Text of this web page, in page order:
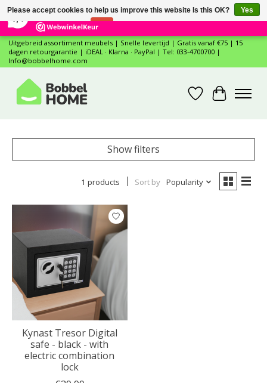
12 Reviews ×
Uitgebreid assortiment meubels | Snelle levertijd | Gratis vanaf €75 | 15
dagen retourgarantie | iDEAL · Klarna · PayPal | Tel: 033-4700700 |
Info@bobbelhome.com
WishlistCart
Show filters
1 products Sort by Popularity
Kynast Tresor Digital
safe - black - with
electric combination
lock
Please accept cookies to help us improve this website Is this OK?
Yes
No